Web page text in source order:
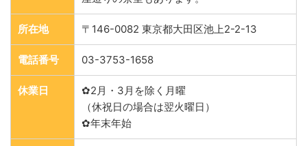
所在地 〒146-0082 東京都大田区池上2-2-13
電話番号 03-3753-1658
休業日
✿2月・3月を除く月曜
（休祝日の場合は翌火曜日）
✿年末年始